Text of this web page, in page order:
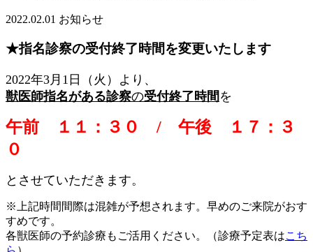
2022.02.01 お知らせ
★指名診察の受付終了時間を変更いたします
2022年3月1日（火）より、
獣医師指名がある診察の受付終了時間 を
午前 １１：３０ / 午後 １７：３
０
とさせていただきます。
※上記時間間際は混雑が予想されます。早めのご来院がおす
すめです。
各獣医師の予約診療もご活用ください。（診療予定表はこち